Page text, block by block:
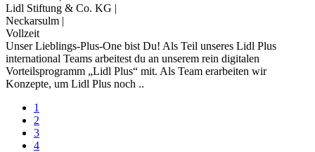
Lidl Stiftung & Co. KG |
Neckarsulm |
Vollzeit
Unser Lieblings-Plus-One bist Du! Als Teil unseres Lidl Plus
international Teams arbeitest du an unserem rein digitalen
Vorteilsprogramm „Lidl Plus“ mit. Als Team erarbeiten wir
Konzepte, um Lidl Plus noch ..
1
2
3
4